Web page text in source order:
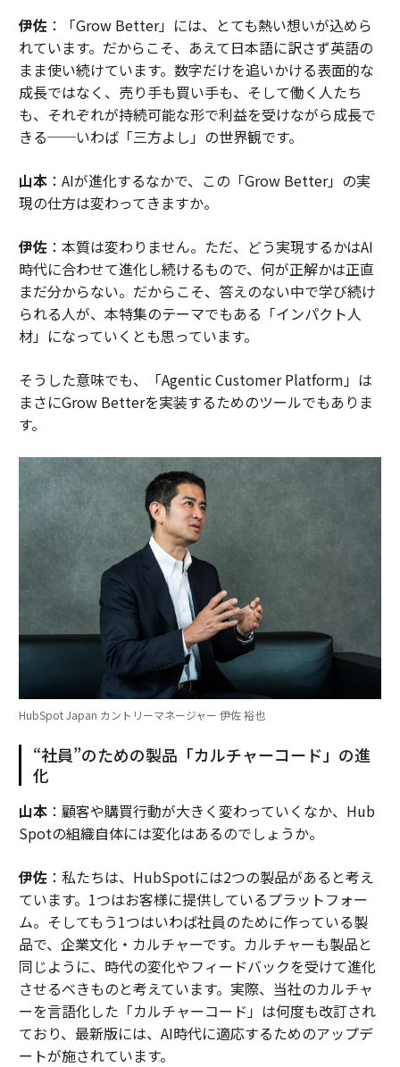
伊佐：「Grow Better」には、とても熱い想いが込めら
れています。だからこそ、あえて日本語に訳さず英語の
まま使い続けています。数字だけを追いかける表面的な
成長ではなく、売り手も買い手も、そして働く人たち
も、それぞれが持続可能な形で利益を受けながら成長で
きる──いわば「三方よし」の世界観です。
山本：AIが進化するなかで、この「Grow Better」の実
現の仕方は変わってきますか。
伊佐：本質は変わりません。ただ、どう実現するかはAI
時代に合わせて進化し続けるもので、何が正解かは正直
まだ分からない。だからこそ、答えのない中で学び続け
られる人が、本特集のテーマでもある「インパクト人
材」になっていくとも思っています。
そうした意味でも、「Agentic Customer Platform」は
まさにGrow Betterを実装するためのツールでもありま
す。
HubSpot Japan カントリーマネージャー 伊佐 裕也
“社員”のための製品「カルチャーコード」の進
化
山本：顧客や購買行動が大きく変わっていくなか、Hub
Spotの組織自体には変化はあるのでしょうか。
伊佐：私たちは、HubSpotには2つの製品があると考え
ています。1つはお客様に提供しているプラットフォー
ム。そしてもう1つはいわば社員のために作っている製
品で、企業文化・カルチャーです。カルチャーも製品と
同じように、時代の変化やフィードバックを受けて進化
させるべきものと考えています。実際、当社のカルチャ
ーを言語化した「カルチャーコード」は何度も改訂され
ており、最新版には、AI時代に適応するためのアップデ
ートが施されています。